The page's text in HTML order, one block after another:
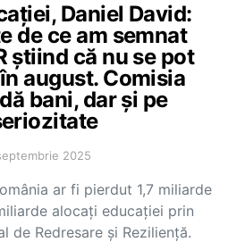
Daniel David:
de ce am semnat
știind că nu se pot
august. Comisia
bani, dar și pe
2025
ar fi pierdut 1,7 miliarde
alocați educației prin
de Redresare și Reziliență.